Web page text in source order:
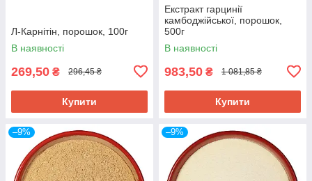
Л-Карнітін, порошок, 100г
В наявності
269,50 ₴ 296,45 ₴
Купити
Екстракт гарцинії
камбоджійської, порошок,
500г
В наявності
983,50 ₴ 1 081,85 ₴
Купити
–9% –9%